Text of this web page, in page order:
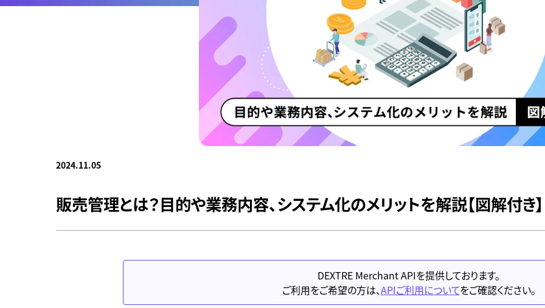
2024.11.05
販売管理とは？目的や業務内容、システム化のメリットを解説【図解付き】
DEXTRE Merchant APIを提供しております。
ご利用をご希望の方は、APIご利用についてをご確認ください。